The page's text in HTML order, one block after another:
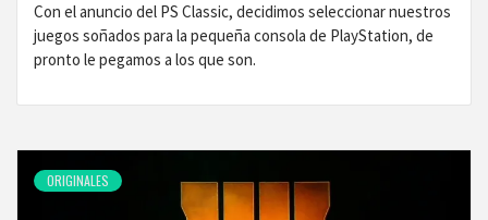
Con el anuncio del PS Classic, decidimos seleccionar nuestros
juegos soñados para la pequeña consola de PlayStation, de
pronto le pegamos a los que son.
ORIGINALES